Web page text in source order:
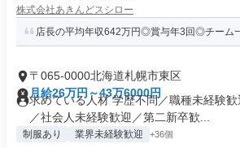
株式会社あきんどスシロー
店長の平均年収642万円◎賞与年3回◎チーム
〒065-0000北海道札幌市東区
月給26万円～43万6000円
求めている人材 学歴不問／職種未経験
／社会人未経験歓迎／第二新卒歓...
制服あり 業界未経験歓迎 +36個